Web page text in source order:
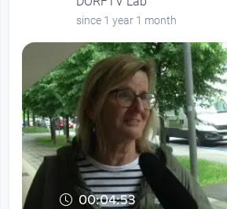
since 1 year 1 month
00:04:53